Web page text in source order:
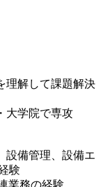
理解して課題解決
大学院で専攻
設備管理、設備エ
験